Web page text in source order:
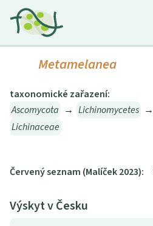
Metamelanea
taxonomické zařazení:
Ascomycota → Lichinomycetes →
Lichinaceae
Červený seznam (Malíček 2023):
Výskyt v Česku